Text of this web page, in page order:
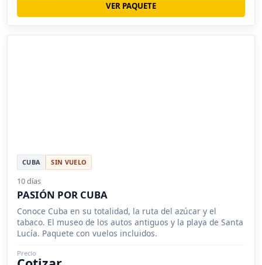
VER PAQUETE
CUBA SIN VUELO
10 días
PASIÓN POR CUBA
Conoce Cuba en su totalidad, la ruta del azúcar y el
tabaco. El museo de los autos antiguos y la playa de Santa
Lucía. Paquete con vuelos incluidos.
Precio